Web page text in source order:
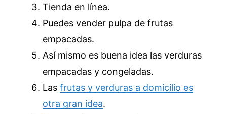
Tienda en línea.
Puedes vender pulpa de frutas
empacadas.
Así mismo es buena idea las verduras
empacadas y congeladas.
Las frutas y verduras a domicilio es
otra gran idea.